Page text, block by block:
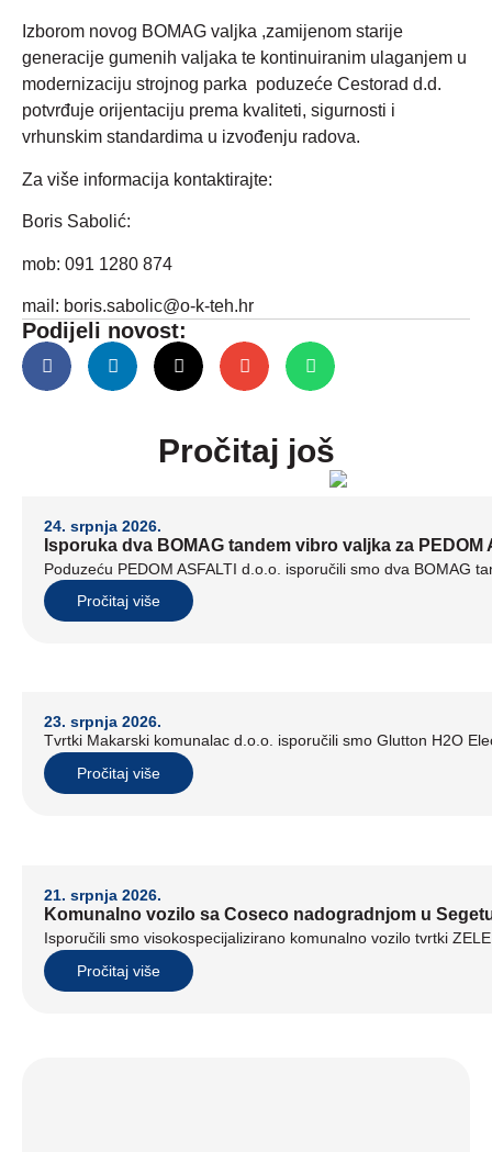
Izborom novog BOMAG valjka ,zamijenom starije
generacije gumenih valjaka te kontinuiranim ulaganjem u
modernizaciju strojnog parka poduzeće Cestorad d.d.
potvrđuje orijentaciju prema kvaliteti, sigurnosti i
vrhunskim standardima u izvođenju radova.
Za više informacija kontaktirajte:
Boris Sabolić:
mob: 091 1280 874
mail: boris.sabolic@o-k-teh.hr
Podijeli novost:
Pročitaj još
24. srpnja 2026.
Isporuka dva BOMAG tandem vibro valjka za PEDOM
Poduzeću PEDOM ASFALTI d.o.o. isporučili smo dva BOMAG
Pročitaj više
23. srpnja 2026.
Tvrtki Makarski komunalac d.o.o. isporučili smo Glutton H2O
Pročitaj više
21. srpnja 2026.
Komunalno vozilo sa Coseco nadogradnjom u
Isporučili smo visokospecijalizirano komunalno vozilo tvrtki
Pročitaj više